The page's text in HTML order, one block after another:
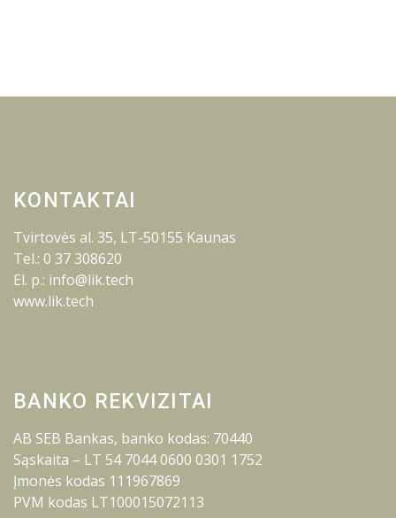
KONTAKTAI
Tvirtovės al. 35, LT-50155 Kaunas
Tel.: 0 37 308620
El. p.: info@lik.tech
www.lik.tech
BANKO REKVIZITAI
AB SEB Bankas, banko kodas: 70440
Sąskaita – LT 54 7044 0600 0301 1752
Įmonės kodas 111967869
PVM kodas LT100015072113